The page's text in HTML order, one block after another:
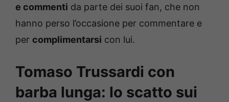
e commenti da parte dei suoi fan, che non
hanno perso l’occasione per commentare e
per complimentarsi con lui.
Tomaso Trussardi con
barba lunga: lo scatto sui